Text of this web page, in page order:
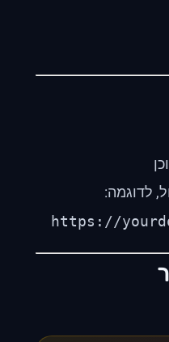
לדוגמה:
https://